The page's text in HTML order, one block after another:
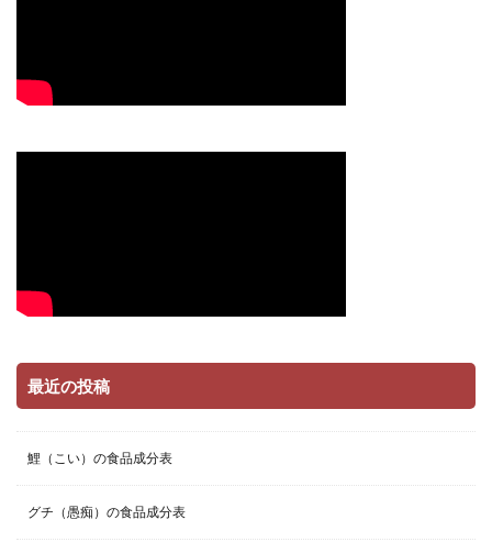
最近の投稿
鯉（こい）の食品成分表
グチ（愚痴）の食品成分表